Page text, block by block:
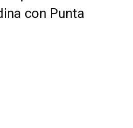
con Punta